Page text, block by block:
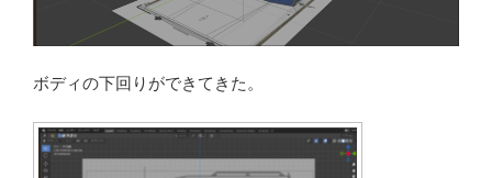
ボディの下回りができてきた。